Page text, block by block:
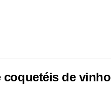
coquetéis de vinho